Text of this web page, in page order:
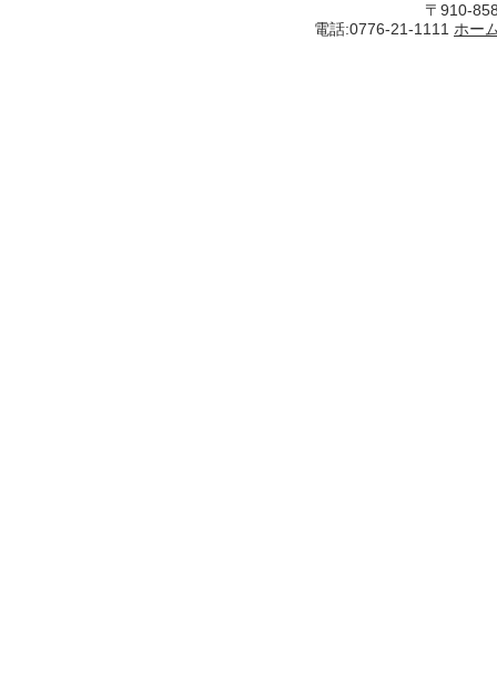
〒910-
電話:0776-21-1111 ホー